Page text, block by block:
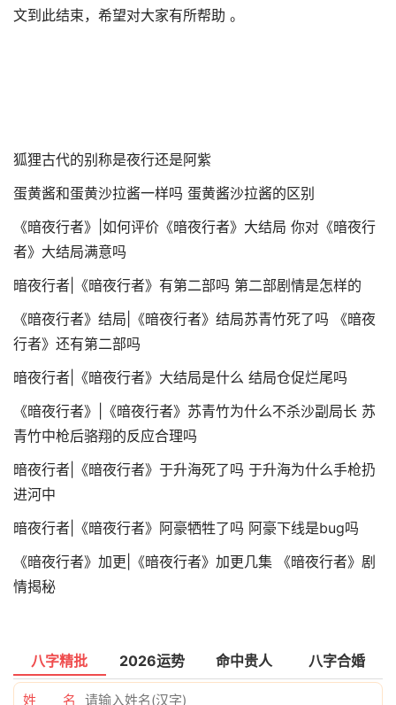
文到此结束，希望对大家有所帮助 。
狐狸古代的别称是夜行还是阿紫
蛋黄酱和蛋黄沙拉酱一样吗 蛋黄酱沙拉酱的区别
《暗夜行者》|如何评价《暗夜行者》大结局 你对《暗夜行
者》大结局满意吗
暗夜行者|《暗夜行者》有第二部吗 第二部剧情是怎样的
《暗夜行者》结局|《暗夜行者》结局苏青竹死了吗 《暗夜
行者》还有第二部吗
暗夜行者|《暗夜行者》大结局是什么 结局仓促烂尾吗
《暗夜行者》|《暗夜行者》苏青竹为什么不杀沙副局长 苏
青竹中枪后骆翔的反应合理吗
暗夜行者|《暗夜行者》于升海死了吗 于升海为什么手枪扔
进河中
暗夜行者|《暗夜行者》阿豪牺牲了吗 阿豪下线是bug吗
《暗夜行者》加更|《暗夜行者》加更几集 《暗夜行者》剧
情揭秘
八字精批 2026运势 命中贵人 八字合婚
姓 名